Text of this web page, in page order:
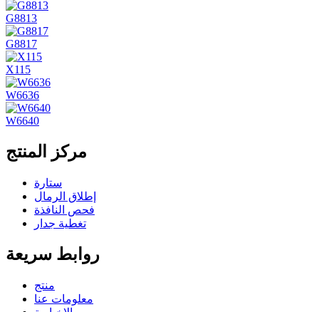
G8813
G8817
X115
W6636
W6640
مركز المنتج
ستارة
إطلاق الرمال
فحص النافذة
تغطية جدار
روابط سريعة
منتج
معلومات عنا